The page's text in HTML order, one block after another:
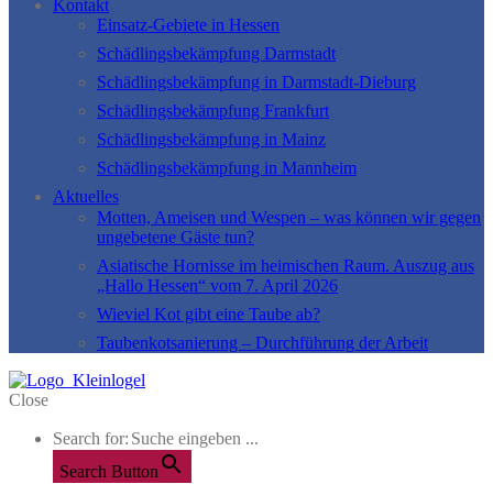
Kontakt
Einsatz-Gebiete in Hessen
Schädlingsbekämpfung Darmstadt
Schädlingsbekämpfung in Darmstadt-Dieburg
Schädlingsbekämpfung Frankfurt
Schädlingsbekämpfung in Mainz
Schädlingsbekämpfung in Mannheim
Aktuelles
Motten, Ameisen und Wespen – was können wir gegen
ungebetene Gäste tun?
Asiatische Hornisse im heimischen Raum. Auszug aus
„Hallo Hessen“ vom 7. April 2026
Wieviel Kot gibt eine Taube ab?
Taubenkotsanierung – Durchführung der Arbeit
Close
Search for:
Search Button